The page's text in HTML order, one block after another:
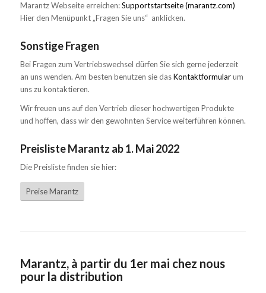
Marantz Webseite erreichen:Supportstartseite (marantz.com)
Hier den Menüpunkt „Fragen Sie uns“ anklicken.
Sonstige Fragen
Bei Fragen zum Vertriebswechsel dürfen Sie sich gerne jederzeit
an uns wenden. Am besten benutzen sie dasKontaktformularum
uns zu kontaktieren.
Wir freuen uns auf den Vertrieb dieser hochwertigen Produkte
und hoffen, dass wir den gewohnten Service weiterführen können.
Preisliste Marantz ab 1. Mai 2022
Die Preisliste finden sie hier:
Preise Marantz
Marantz, à partir du 1er mai chez nous
pour la distribution